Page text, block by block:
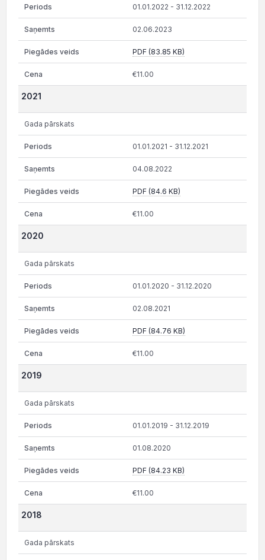
01.01.2022 - 31.12.2022
02.06.2023
PDF (83.85 KB)
€11.00
2021
Gada pārskats
01.01.2021 - 31.12.2021
04.08.2022
PDF (84.6 KB)
€11.00
2020
Gada pārskats
01.01.2020 - 31.12.2020
02.08.2021
PDF (84.76 KB)
€11.00
2019
Gada pārskats
01.01.2019 - 31.12.2019
01.08.2020
PDF (84.23 KB)
€11.00
2018
Gada pārskats